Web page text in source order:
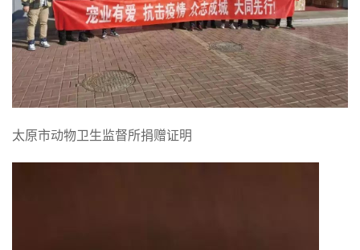
太原市动物卫生监督所捐赠证明